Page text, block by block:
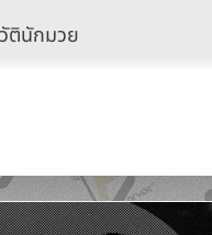
ตินักมวย